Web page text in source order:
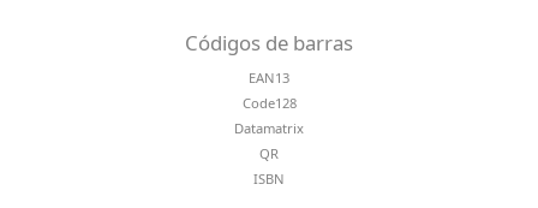
Códigos de barras
EAN13
Code128
Datamatrix
QR
ISBN